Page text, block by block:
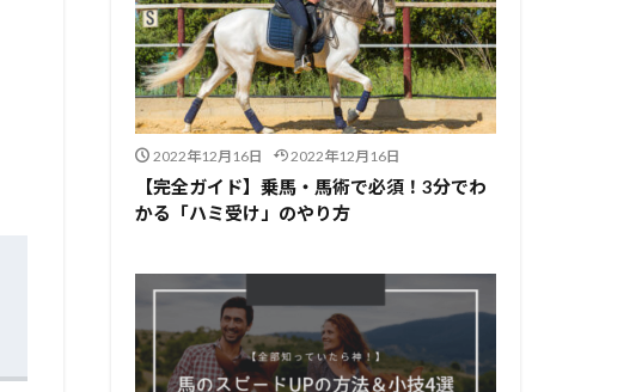
2022年12月16日 2022年12月16日
【完全ガイド】乗馬・馬術で必須！3分でわ
かる「ハミ受け」のやり方